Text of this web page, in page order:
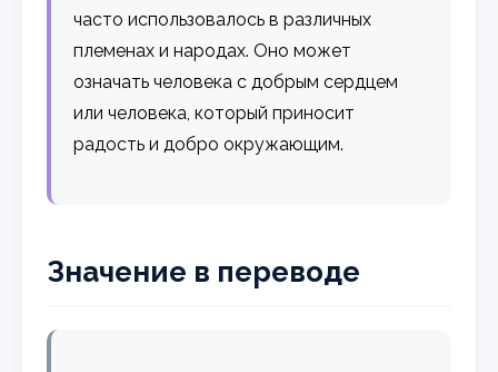
часто использовалось в различных
племенах и народах. Оно может
означать человека с добрым сердцем
или человека, который приносит
радость и добро окружающим.
Значение в переводе